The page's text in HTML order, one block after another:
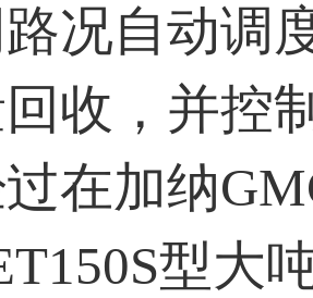
况自动调
收，并控
在加纳
型大